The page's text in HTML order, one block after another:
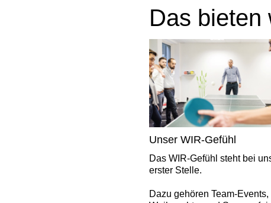
Das bieten
Unser WIR-Gefühl
Das WIR-Gefühl steht bei
erster Stelle.
Dazu gehören Team-Events,